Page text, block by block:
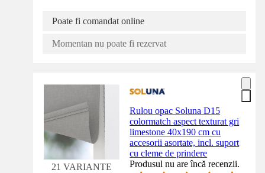
Poate fi comandat online
Momentan nu poate fi rezervat
21 VARIANTE
Rulou opac Soluna D15
colormatch aspect texturat gri
limestone 40x190 cm cu
accesorii asortate, incl. suport
cu cleme de prindere
Produsul nu are încă recenzii.